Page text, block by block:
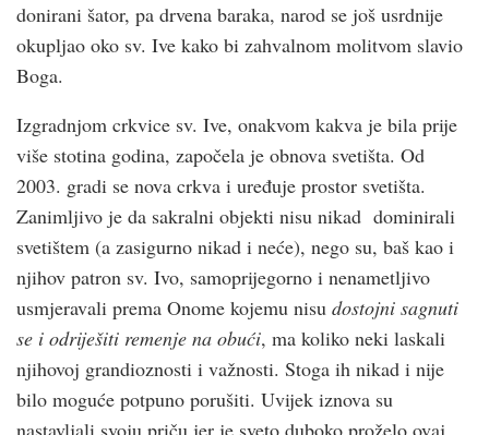
donirani šator, pa drvena baraka, narod se još usrdnije
okupljao oko sv. Ive kako bi zahvalnom molitvom slavio
Boga.
Izgradnjom crkvice sv. Ive, onakvom kakva je bila prije
više stotina godina, započela je obnova svetišta. Od
2003. gradi se nova crkva i uređuje prostor svetišta.
Zanimljivo je da sakralni objekti nisu nikad dominirali
svetištem (a zasigurno nikad i neće), nego su, baš kao i
njihov patron sv. Ivo, samoprijegorno i nenametljivo
usmjeravali prema Onome kojemu nisu dostojni sagnuti
se i odriješiti remenje na obući, ma koliko neki laskali
njihovoj grandioznosti i važnosti. Stoga ih nikad i nije
bilo moguće potpuno porušiti. Uvijek iznova su
nastavljali svoju priču jer je sveto duboko proželo ovaj